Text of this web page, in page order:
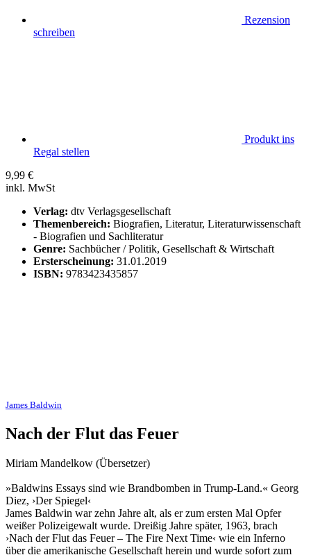
Rezension
schreiben
Produkt ins
Regal stellen
9,99 €
inkl. MwSt
Verlag: dtv Verlagsgesellschaft
Themenbereich: Biografien, Literatur, Literaturwissenschaft
- Biografien und Sachliteratur
Genre: Sachbücher / Politik, Gesellschaft & Wirtschaft
Ersterscheinung: 31.01.2019
ISBN: 9783423435857
James Baldwin
Nach der Flut das Feuer
Miriam Mandelkow (Übersetzer)
»Baldwins Essays sind wie Brandbomben in Trump-Land.« Georg
Diez, ›Der Spiegel‹
James Baldwin war zehn Jahre alt, als er zum ersten Mal Opfer
weißer Polizeigewalt wurde. Dreißig Jahre später, 1963, brach
›Nach der Flut das Feuer ‒ The Fire Next Time‹ wie ein Inferno
über die amerikanische Gesellschaft herein und wurde sofort zum